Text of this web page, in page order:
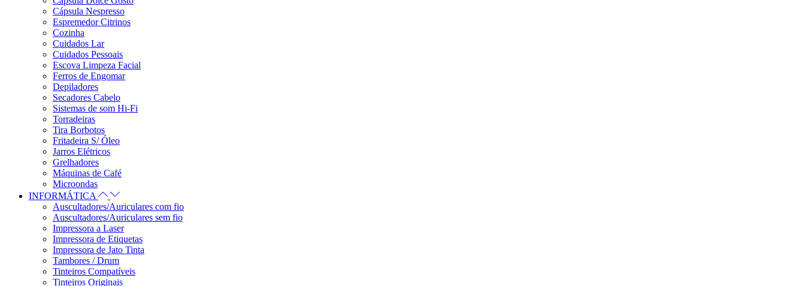
Cápsula Nespresso
Espremedor Citrinos
Cozinha
Cuidados Lar
Cuidados Pessoais
Escova Limpeza Facial
Ferros de Engomar
Depiladores
Secadores Cabelo
Sistemas de som Hi-Fi
Torradeiras
Tira Borbotos
Fritadeira S/ Óleo
Jarros Elétricos
Grelhadores
Máquinas de Café
Microondas
INFORMÁTICA
Auscultadores/Auriculares com fio
Auscultadores/Auriculares sem fio
Impressora a Laser
Impressora de Etiquetas
Impressora de Jato Tinta
Tambores / Drum
Tinteiros Compatíveis
Tinteiros Originais